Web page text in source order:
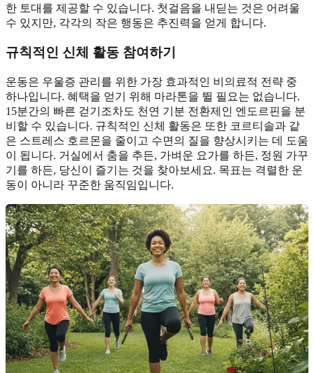
한 토대를 제공할 수 있습니다. 첫걸음을 내딛는 것은 어려울
수 있지만, 각각의 작은 행동은 추진력을 얻게 합니다.
규칙적인 신체 활동 참여하기
운동은 우울증 관리를 위한 가장 효과적인 비의료적 전략 중
하나입니다. 혜택을 얻기 위해 마라톤을 뛸 필요는 없습니다.
15분간의 빠른 걷기조차도 천연 기분 전환제인 엔도르핀을 분
비할 수 있습니다. 규칙적인 신체 활동은 또한 코르티솔과 같
은 스트레스 호르몬을 줄이고 수면의 질을 향상시키는 데 도움
이 됩니다. 거실에서 춤을 추든, 가벼운 요가를 하든, 정원 가꾸
기를 하든, 당신이 즐기는 것을 찾아보세요. 목표는 격렬한 운
동이 아니라 꾸준한 움직임입니다.